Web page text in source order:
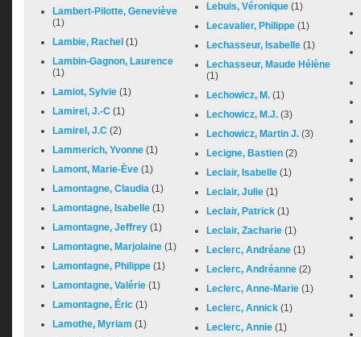
Lambert-Pilotte, Geneviève
(1)
Lambie, Rachel (1)
Lambin-Gagnon, Laurence
(1)
Lamiot, Sylvie (1)
Lamirel, J.-C (1)
Lamirel, J.C (2)
Lammerich, Yvonne (1)
Lamont, Marie-Ève (1)
Lamontagne, Claudia (1)
Lamontagne, Isabelle (1)
Lamontagne, Jeffrey (1)
Lamontagne, Marjolaine (1)
Lamontagne, Philippe (1)
Lamontagne, Valérie (1)
Lamontagne, Éric (1)
Lamothe, Myriam (1)
Lebuis, Véronique (1)
Lecavalier, Philippe (1)
Lechasseur, Isabelle (1)
Lechasseur, Maude Hélène
(1)
Lechowicz, M. (1)
Lechowicz, M.J. (3)
Lechowicz, Martin J. (3)
Lecigne, Bastien (2)
Leclair, Isabelle (1)
Leclair, Julie (1)
Leclair, Patrick (1)
Leclair, Zacharie (1)
Leclerc, Andréane (1)
Leclerc, Andréanne (2)
Leclerc, Anne-Marie (1)
Leclerc, Annick (1)
Leclerc, Annie (1)